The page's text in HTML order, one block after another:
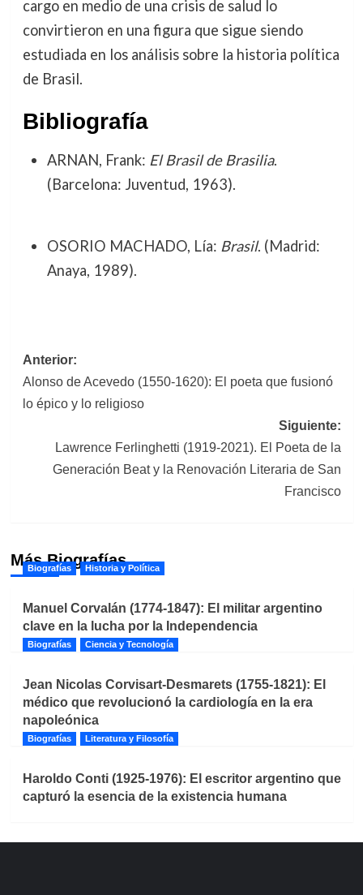
cargo en medio de una crisis de salud lo
convirtieron en una figura que sigue siendo
estudiada en los análisis sobre la historia política
de Brasil.
Bibliografía
ARNAN, Frank: El Brasil de Brasilia.
(Barcelona: Juventud, 1963).
OSORIO MACHADO, Lía: Brasil. (Madrid:
Anaya, 1989).
Navegación
de
entradas
Anterior:
Alonso de Acevedo (1550-1620): El poeta que fusionó
lo épico y lo religioso
Siguiente:
Lawrence Ferlinghetti (1919-2021). El Poeta de la
Generación Beat y la Renovación Literaria de San
Francisco
Más Biografías
Biografías Historia y Política
Manuel Corvalán (1774-1847): El militar argentino
clave en la lucha por la Independencia
Biografías Ciencia y Tecnología
Jean Nicolas Corvisart-Desmarets (1755-1821): El
médico que revolucionó la cardiología en la era
napoleónica
Biografías Literatura y Filosofía
Haroldo Conti (1925-1976): El escritor argentino que
capturó la esencia de la existencia humana